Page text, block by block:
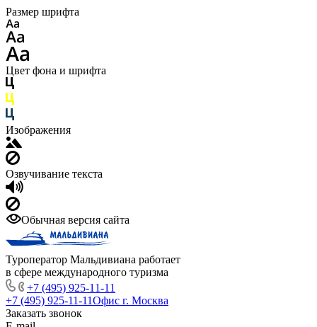
Размер шрифта
Цвет фона и шрифта
Изображения
Озвучивание текста
Обычная версия сайта
Туроператор Мальдивиана работает
в сфере международного туризма
+7 (495) 925-11-11
+7 (495) 925-11-11Офис г. Москва
Заказать звонок